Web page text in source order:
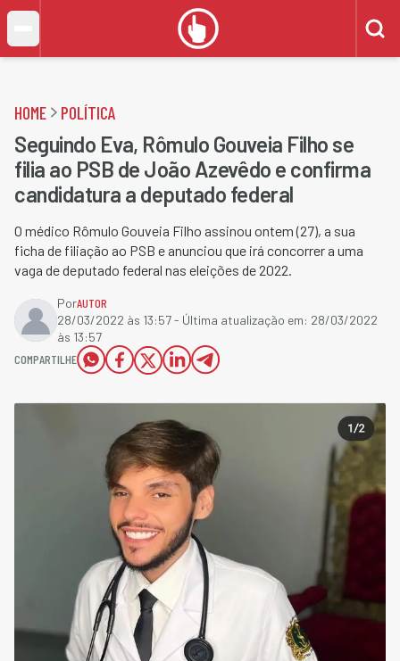
HOME POLÍTICA
Seguindo Eva, Rômulo Gouveia Filho se
filia ao PSB de João Azevêdo e confirma
candidatura a deputado federal
O médico Rômulo Gouveia Filho assinou ontem (27), a sua
ficha de filiação ao PSB e anunciou que irá concorrer a uma
vaga de deputado federal nas eleições de 2022.
PorAUTOR
28/03/2022 às 13:57- Última atualização em: 28/03/2022
às 13:57
COMPARTILHE